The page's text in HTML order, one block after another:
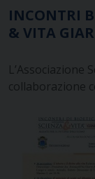
INCONTRI
& VITA
L’Associazione
collaborazione